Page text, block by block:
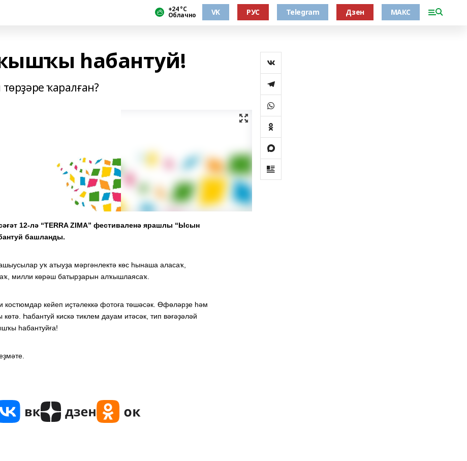
+24 °С
Облачно VK РУС Telegram Дзен МАКС
һабантуй!
ҡаралған?
12-лә “TERRA ZIMA” фестиваленә ярашлы “Ысын
башланды.
уҡ атыуҙа мәргәнлектә көс һынаша аласаҡ,
милли көрәш батырҙарын алҡышлаясаҡ.
костюмдар кейеп иҫтәлеккә фотоға төшәсәк. Өфөләрҙе һәм
Һабантуй кискә тиклем дауам итәсәк, тип вәғәҙәләй
һабантуйға!